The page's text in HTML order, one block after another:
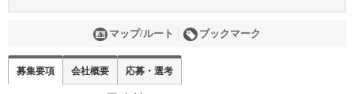
マップ/ルート ブックマーク
募集要項 会社概要 応募・選考